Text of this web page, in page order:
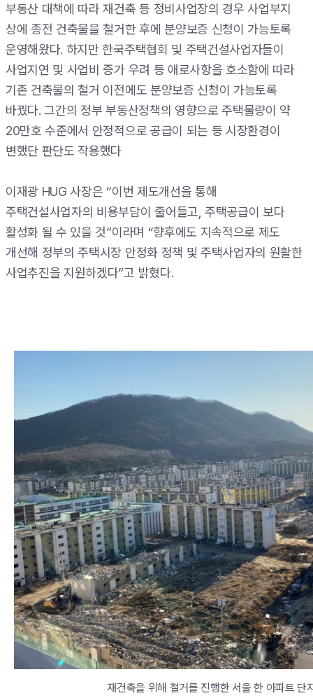
부동산 대책에 따라 재건축 등 정비사업장의 경우 사업부지
상에 종전 건축물을 철거한 후에 분양보증 신청이 가능토록
운영해왔다. 하지만 한국주택협회 및 주택건설사업자들이
사업지연 및 사업비 증가 우려 등 애로사항을 호소함에 따라
기존 건축물의 철거 이전에도 분양보증 신청이 가능토록
바꿨다. 그간의 정부 부동산정책의 영향으로 주택물량이 약
20만호 수준에서 안정적으로 공급이 되는 등 시장환경이
변했단 판단도 작용했다
이재광 HUG 사장은 “이번 제도개선을 통해
주택건설사업자의 비용부담이 줄어들고, 주택공급이 보다
활성화 될 수 있을 것”이라며 “향후에도 지속적으로 제도
개선해 정부의 주택시장 안정화 정책 및 주택사업자의 원활한
사업추진을 지원하겠다”고 밝혔다.
재건축을 위해 철거를 진행한 서울 한 아파트